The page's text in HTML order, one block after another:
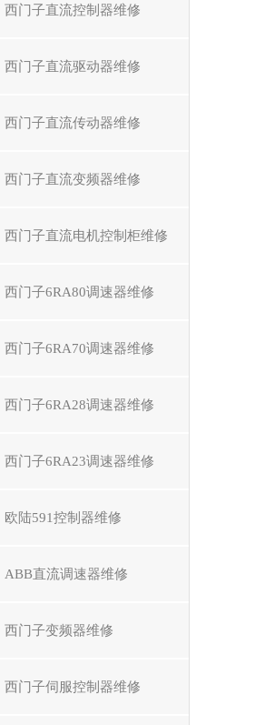
西门子直流控制器维修
西门子直流驱动器维修
西门子直流传动器维修
西门子直流变频器维修
西门子直流电机控制柜维修
西门子6RA80调速器维修
西门子6RA70调速器维修
西门子6RA28调速器维修
西门子6RA23调速器维修
欧陆591控制器维修
ABB直流调速器维修
西门子变频器维修
西门子伺服控制器维修